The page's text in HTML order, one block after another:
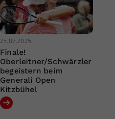
25.07.2025
Finale!
Oberleitner/Schwärzler
begeistern beim
Generali Open
Kitzbühel